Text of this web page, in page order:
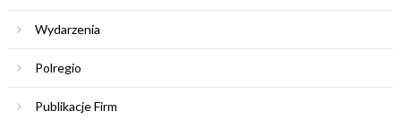
Wydarzenia
Polregio
Publikacje Firm